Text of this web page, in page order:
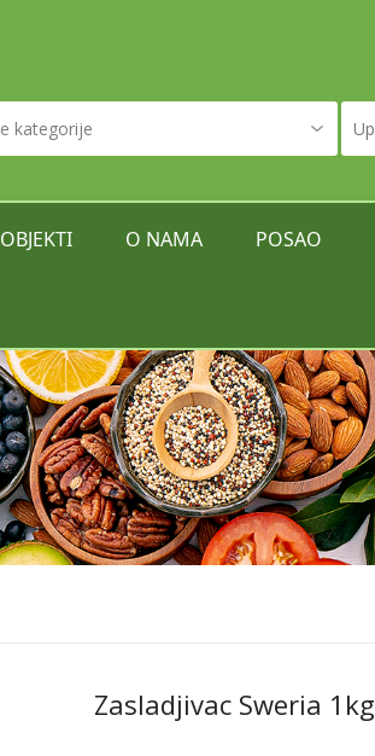
OBJEKTI O NAMA POSAO
Zasladjivac Sweria 1kg